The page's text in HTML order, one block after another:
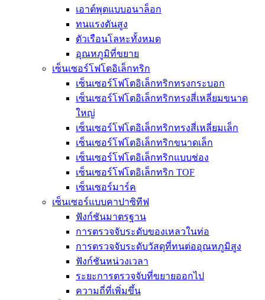
เอาต์พุตแบบอนาล็อก
ทนแรงดันสูง
ตัวเรือนโลหะทั้งหมด
อุณหภูมิที่ขยาย
เซ็นเซอร์โฟโตอิเล็กทริก
เซ็นเซอร์โฟโตอิเล็กทริกทรงกระบอก
เซ็นเซอร์โฟโตอิเล็กทริกทรงสี่เหลี่ยมขนาด
ใหญ่
เซ็นเซอร์โฟโตอิเล็กทริกทรงสี่เหลี่ยมเล็ก
เซ็นเซอร์โฟโตอิเล็กทริกขนาดเล็ก
เซ็นเซอร์โฟโตอิเล็กทริกแบบช่อง
เซ็นเซอร์โฟโตอิเล็กทริก TOF
เซ็นเซอร์มาร์ค
เซ็นเซอร์แบบคาปาซิทีฟ
ฟังก์ชันมาตรฐาน
การตรวจจับระดับของเหลวในท่อ
การตรวจจับระดับวัสดุที่ทนต่ออุณหภูมิสูง
ฟังก์ชันหน่วงเวลา
ระยะการตรวจจับที่ขยายออกไป
ความถี่ที่เพิ่มขึ้น